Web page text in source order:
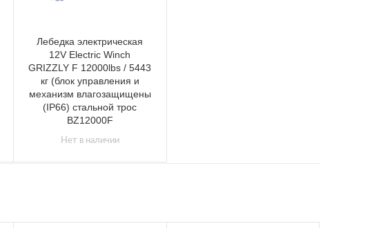
Лебедка электрическая
12V Electric Winch
GRIZZLY F 12000lbs / 5443
кг (блок управления и
механизм влагозащищены
(IP66) стальной трос
BZ12000F
Нет в наличии